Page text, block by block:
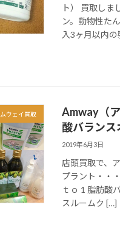
ト） 買取しま
ン。動物性た
入3ヶ月以内
ムウェイ買取
Amway（
酸バランス
2019年6月3日
店頭買取で、
プラント・・
ｔｏ 1 脂肪酸
スルームク […]